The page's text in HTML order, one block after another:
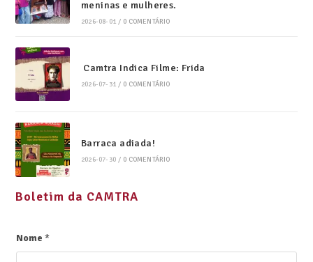
meninas e mulheres.
2026-08-01 / 0 COMENTÁRIO
Camtra Indica Filme: Frida
2026-07-31 / 0 COMENTÁRIO
Barraca adiada!
2026-07-30 / 0 COMENTÁRIO
Boletim da CAMTRA
Nome*